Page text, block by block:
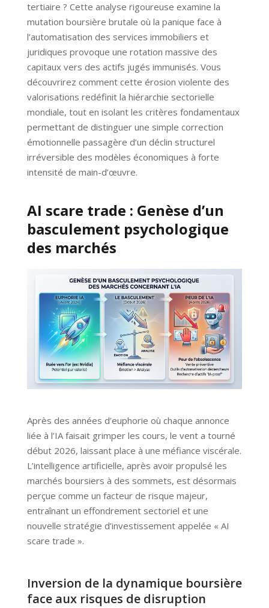
tertiaire ? Cette analyse rigoureuse examine la
mutation boursière brutale où la panique face à
l’automatisation des services immobiliers et
juridiques provoque une rotation massive des
capitaux vers des actifs jugés immunisés. Vous
découvrirez comment cette érosion violente des
valorisations redéfinit la hiérarchie sectorielle
mondiale, tout en isolant les critères fondamentaux
permettant de distinguer une simple correction
émotionnelle passagère d’un déclin structurel
irréversible des modèles économiques à forte
intensité de main-d’œuvre.
AI scare trade : Genèse d’un
basculement psychologique
des marchés
Après des années d’euphorie où chaque annonce
liée à l’IA faisait grimper les cours, le vent a tourné
début 2026, laissant place à une méfiance viscérale.
L’intelligence artificielle, après avoir propulsé les
marchés boursiers à des sommets, est désormais
perçue comme un facteur de risque majeur,
entraînant un effondrement sectoriel et une
nouvelle stratégie d’investissement appelée « AI
scare trade ».
Inversion de la dynamique boursière
face aux risques de disruption